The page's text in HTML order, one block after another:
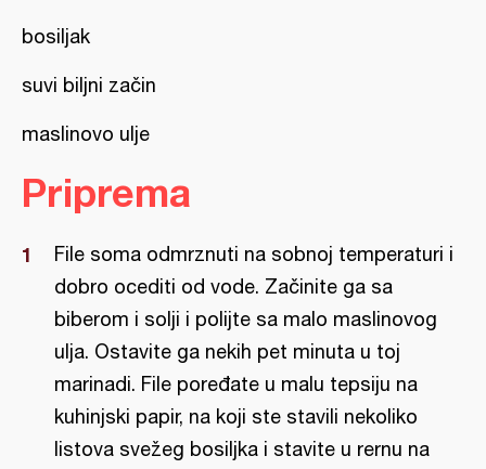
bosiljak
suvi biljni začin
maslinovo ulje
Priprema
File soma odmrznuti na sobnoj temperaturi i
dobro ocediti od vode. Začinite ga sa
biberom i solji i polijte sa malo maslinovog
ulja. Ostavite ga nekih pet minuta u toj
marinadi. File poređate u malu tepsiju na
kuhinjski papir, na koji ste stavili nekoliko
listova svežeg bosiljka i stavite u rernu na